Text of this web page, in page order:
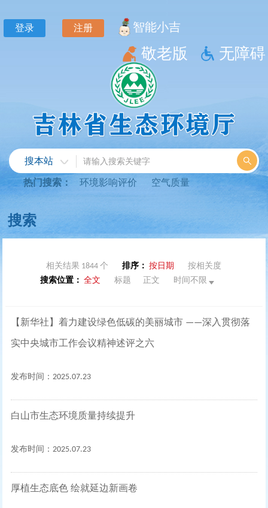
相关结果 1844 个 排序： 按日期
按相关度
搜索位置： 全文 标题 正文 时间不限
【新华社】着力建设绿色低碳的美丽城市 ——深入贯彻落
实中央城市工作会议精神述评之六
发布时间：2025.07.23
白山市生态环境质量持续提升
发布时间：2025.07.23
厚植生态底色 绘就延边新画卷